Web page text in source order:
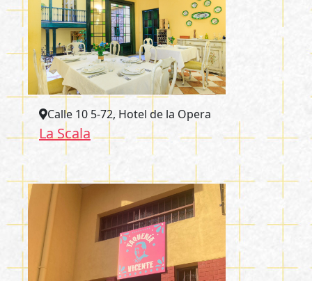
Calle 10 5-72, Hotel de la Opera
La Scala